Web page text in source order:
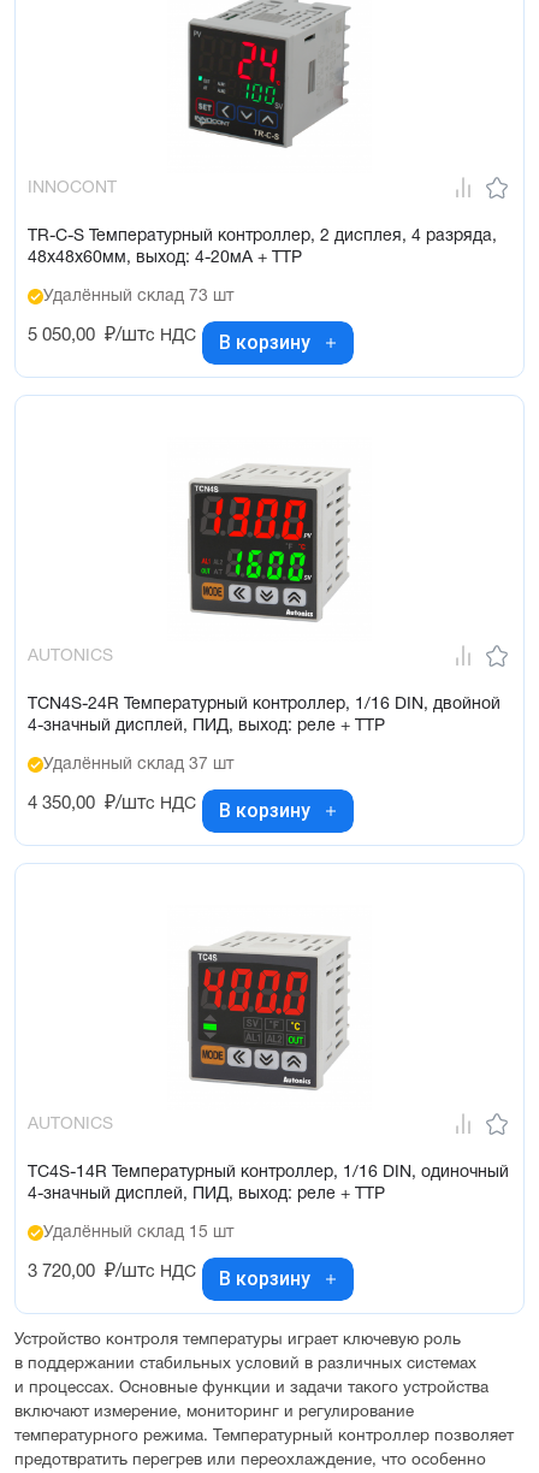
INNOCONT
TR-C-S Температурный контроллер, 2 дисплея, 4 разряда,
48х48х60мм, выход: 4-20мА + ТТР
Удалённый склад 73 шт
5 050,00 ₽/штс НДС В корзину
AUTONICS
TCN4S-24R Температурный контроллер, 1/16 DIN, двойной
4-значный дисплей, ПИД, выход: реле + ТТР
Удалённый склад 37 шт
4 350,00 ₽/штс НДС В корзину
AUTONICS
TC4S-14R Температурный контроллер, 1/16 DIN, одиночный
4-значный дисплей, ПИД, выход: реле + ТТР
Удалённый склад 15 шт
3 720,00 ₽/штс НДС В корзину
Устройство контроля температуры играет ключевую роль
в поддержании стабильных условий в различных системах
и процессах. Основные функции и задачи такого устройства
включают измерение, мониторинг и регулирование
температурного режима. Температурный контроллер позволяет
предотвратить перегрев или переохлаждение, что особенно